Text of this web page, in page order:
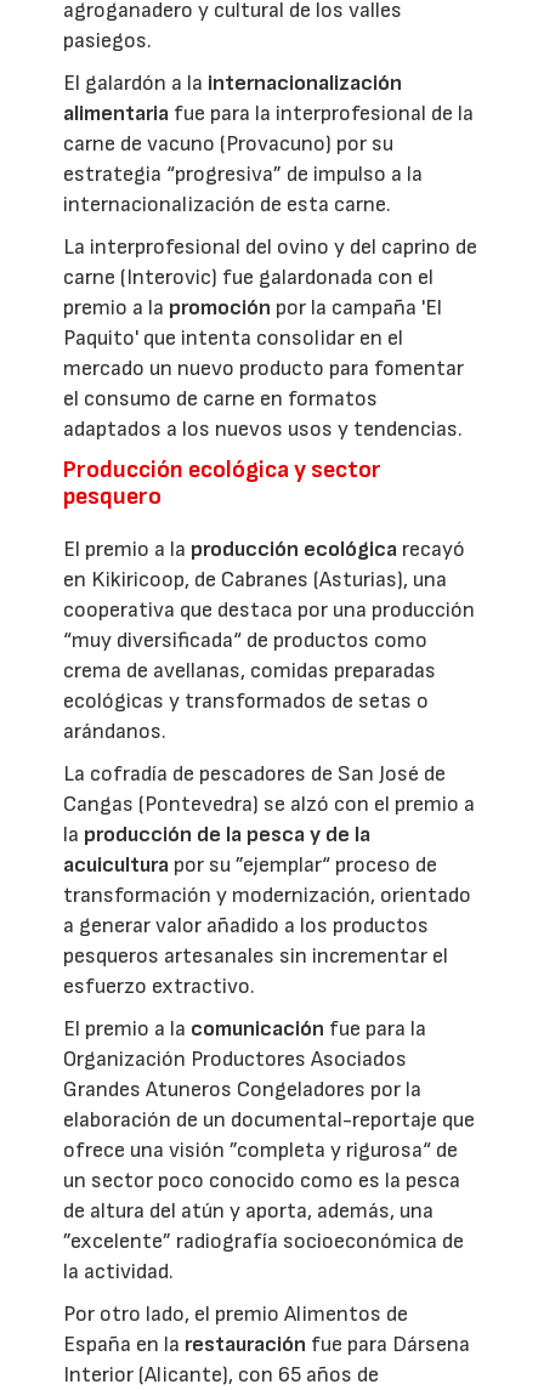
agroganadero y cultural de los valles
pasiegos.
El galardón a la internacionalización
alimentaria fue para la interprofesional de la
carne de vacuno (Provacuno) por su
estrategia “progresiva” de impulso a la
internacionalización de esta carne.
La interprofesional del ovino y del caprino de
carne (Interovic) fue galardonada con el
premio a la promoción por la campaña 'El
Paquito' que intenta consolidar en el
mercado un nuevo producto para fomentar
el consumo de carne en formatos
adaptados a los nuevos usos y tendencias.
Producción ecológica y sector
pesquero
El premio a la producción ecológica recayó
en Kikiricoop, de Cabranes (Asturias), una
cooperativa que destaca por una producción
“muy diversificada“ de productos como
crema de avellanas, comidas preparadas
ecológicas y transformados de setas o
arándanos.
La cofradía de pescadores de San José de
Cangas (Pontevedra) se alzó con el premio a
la producción de la pesca y de la
acuicultura por su ”ejemplar“ proceso de
transformación y modernización, orientado
a generar valor añadido a los productos
pesqueros artesanales sin incrementar el
esfuerzo extractivo.
El premio a la comunicación fue para la
Organización Productores Asociados
Grandes Atuneros Congeladores por la
elaboración de un documental-reportaje que
ofrece una visión ”completa y rigurosa“ de
un sector poco conocido como es la pesca
de altura del atún y aporta, además, una
”excelente” radiografía socioeconómica de
la actividad.
Por otro lado, el premio Alimentos de
España en la restauración fue para Dársena
Interior (Alicante), con 65 años de